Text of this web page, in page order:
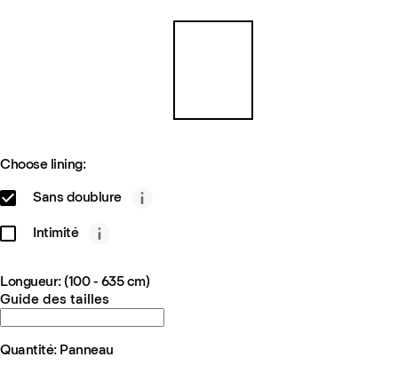
Choose lining:
Sans doublure
Intimité
Longueur: (100 - 635 cm)
Guide des tailles
Quantité: Panneau